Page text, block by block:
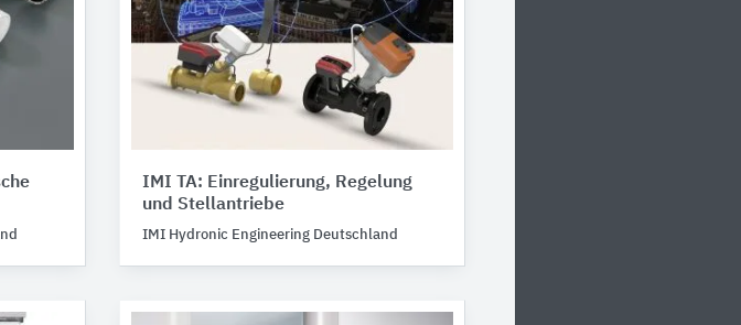
IMI TA: Einregulierung, Regelung
und Stellantriebe
IMI Hydronic Engineering Deutschland